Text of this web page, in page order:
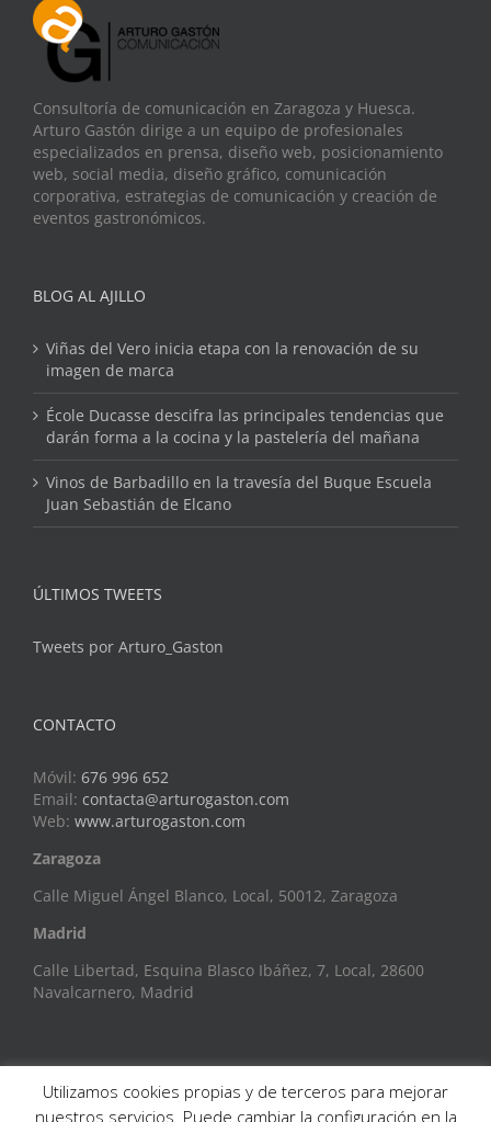
Consultoría de comunicación en Zaragoza y Huesca.
Arturo Gastón dirige a un equipo de profesionales
especializados en prensa, diseño web, posicionamiento
web, social media, diseño gráfico, comunicación
corporativa, estrategias de comunicación y creación de
eventos gastronómicos.
BLOG AL AJILLO
Viñas del Vero inicia etapa con la renovación de su
imagen de marca
École Ducasse descifra las principales tendencias que
darán forma a la cocina y la pastelería del mañana
Vinos de Barbadillo en la travesía del Buque Escuela
Juan Sebastián de Elcano
ÚLTIMOS TWEETS
Tweets por Arturo_Gaston
CONTACTO
Móvil: 676 996 652
Email: contacta@arturogaston.com
Web: www.arturogaston.com
Zaragoza
Calle Miguel Ángel Blanco, Local, 50012, Zaragoza
Madrid
Calle Libertad, Esquina Blasco Ibáñez, 7, Local, 28600
Navalcarnero, Madrid
Utilizamos cookies propias y de terceros para mejorar
nuestros servicios. Puede cambiar la configuración en la